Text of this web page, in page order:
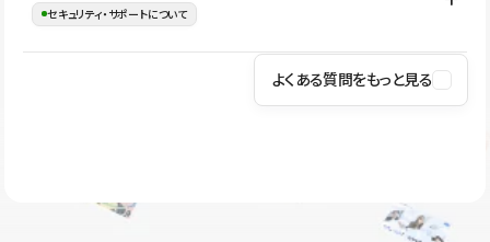
す。
の暗号化、データ保護、アクセス管理、脆弱性対策など、複数の観
はSSL/TLSによる通信暗号化に対応しており、悪質なスクリプトの
セキュリティ・サポートについて
操作方法や機能については、ヘルプセンターでご確認いただけま
ユーザー同士で質問・相談できるコミュニティもご利用ください。
よくある質問をもっと見る